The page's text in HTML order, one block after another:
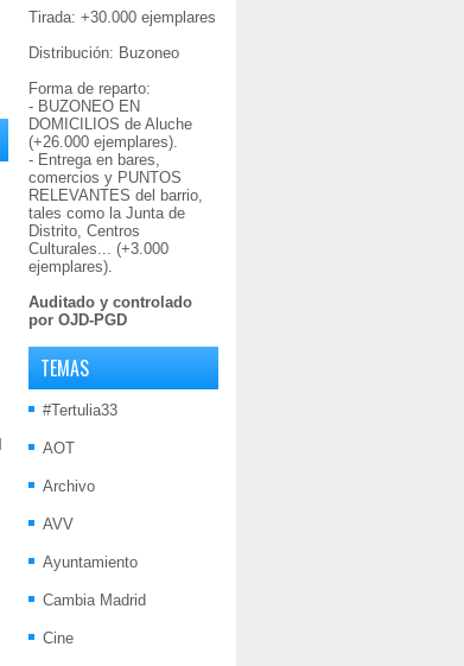
Tirada: +30.000 ejemplares
Distribución: Buzoneo
Forma de reparto:
- BUZONEO EN
DOMICILIOS de Aluche
(+26.000 ejemplares).
- Entrega en bares,
comercios y PUNTOS
RELEVANTES del barrio,
tales como la Junta de
Distrito, Centros
Culturales... (+3.000
ejemplares).
Auditado y controlado
por OJD-PGD
TEMAS
#Tertulia33
AOT
Archivo
AVV
Ayuntamiento
Cambia Madrid
Cine